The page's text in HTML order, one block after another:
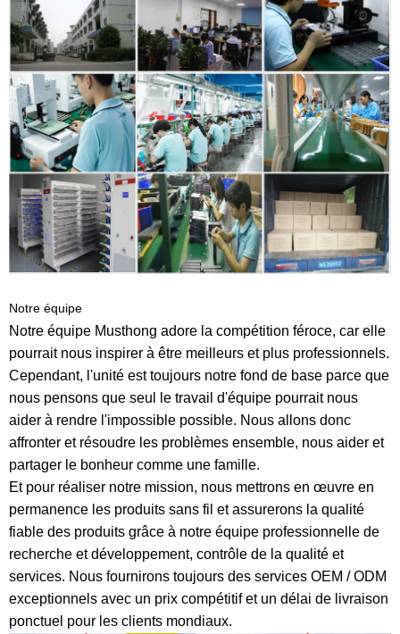
Notre équipe
Notre équipe Musthong adore la compétition féroce, car elle
pourrait nous inspirer à être meilleurs et plus professionnels.
Cependant, l'unité est toujours notre fond de base parce que
nous pensons que seul le travail d'équipe pourrait nous
aider à rendre l'impossible possible. Nous allons donc
affronter et résoudre les problèmes ensemble, nous aider et
partager le bonheur comme une famille.
Et pour réaliser notre mission, nous mettrons en œuvre en
permanence les produits sans fil et assurerons la qualité
fiable des produits grâce à notre équipe professionnelle de
recherche et développement, contrôle de la qualité et
services. Nous fournirons toujours des services OEM / ODM
exceptionnels avec un prix compétitif et un délai de livraison
ponctuel pour les clients mondiaux.